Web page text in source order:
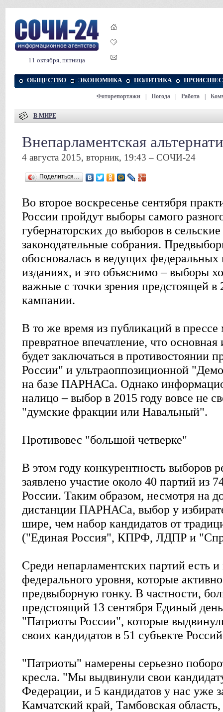
11 октября, пятница
ОБЩЕСТВО ЭКОНОМИКА ПОЛИТИКА
Фоторепортажи Погода Работа
В МИРЕ
Внепарламентская
4 августа 2015, вторник, 19:43 – СОЧИ-24
Поделиться…
Во второе воскресенье сентября
России пройдут выборы самого
губернаторских до выборов в
законодательные собрания.
обосновалась в ведущих
изданиях, и это объяснимо – выборы
важные с точки зрения предстоящей в
кампании.
В то же время из публикаций в прессе
превратное впечатление, что основная
будет заключаться в противостоянии
России" и ультраоппозиционной
на базе ПАРНАСа. Однако
налицо – выбор в 2015 году вовсе не
"думские фракции или Навальный".
Противовес "большой четверке"
В этом году конкурентность выборов
заявлено участие около 40 партий из
России. Таким образом, несмотря на
дистанции ПАРНАСа, выбор у
шире, чем набор кандидатов от
("Единая Россия", КПРФ, ЛДПР и
Среди непарламентских партий есть
федерального уровня, которые
предвыборную гонку. В частности,
предстоящий 13 сентября Единый
"Патриоты России", которые
своих кандидатов в 51 субъекте
"Патриоты" намерены серьезно
кресла. "Мы выдвинули свои
Федерации, и 5 кандидатов у нас уже
Камчатский край, Тамбовская